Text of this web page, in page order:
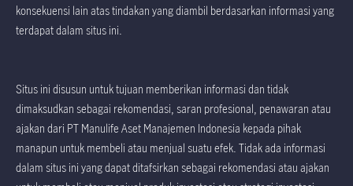
konsekuensi lain atas tindakan yang diambil berdasarkan informasi yang
terdapat dalam situs ini.
Situs ini disusun untuk tujuan memberikan informasi dan tidak
dimaksudkan sebagai rekomendasi, saran profesional, penawaran atau
ajakan dari PT Manulife Aset Manajemen Indonesia kepada pihak
manapun untuk membeli atau menjual suatu efek. Tidak ada informasi
dalam situs ini yang dapat ditafsirkan sebagai rekomendasi atau ajakan